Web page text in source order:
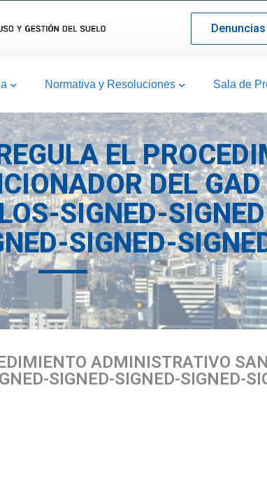
Normativa y Resoluciones Sala de
EL
DEL
SIGNED-
SIGNED-
ADMINISTRATIVO
SIGNED-SIGNED-SIGNED-